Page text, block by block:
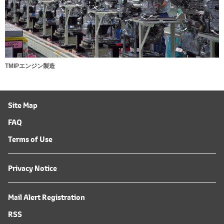
TMIPエンジン製造
Site Map
FAQ
Terms of Use
Privacy Notice
Mail Alert Registration
RSS